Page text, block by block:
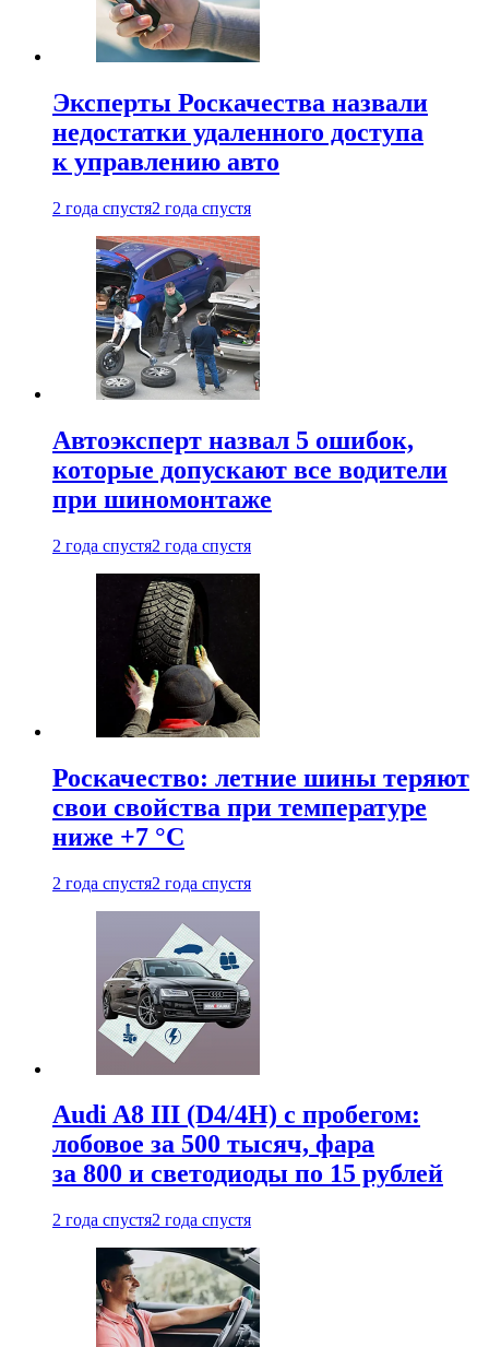
Эксперты Роскачества назвали
недостатки удаленного доступа
к управлению авто
2 года спустя2 года спустя
Автоэксперт назвал 5 ошибок,
которые допускают все водители
при шиномонтаже
2 года спустя2 года спустя
Роскачество: летние шины теряют
свои свойства при температуре
ниже +7 °C
2 года спустя2 года спустя
Audi A8 III (D4/4H) c пробегом:
лобовое за 500 тысяч, фара
за 800 и светодиоды по 15 рублей
2 года спустя2 года спустя